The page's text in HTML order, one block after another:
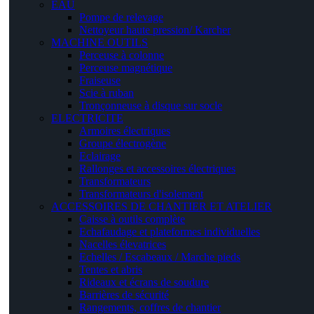
EAU
Pompe de relevage
Nettoyeur haute pression/ Karcher
MACHINE OUTILS
Perceuse à colonne
Perceuse magnétique
Fraiseuse
Scie à ruban
Tronçonneuse à disque sur socle
ELECTRICITE
Armoires électriques
Groupe électrogène
Eclairage
Rallonges et accessoires électriques
Transformateurs
Transformateurs d'isolement
ACCESSOIRES DE CHANTIER ET ATELIER
Caisse à outils complète
Echafaudage et plateformes individuelles
Nacelles élevatrices
Echelles / Escabeaux / Marche pieds
Tentes et abris
Rideaux et écrans de soudure
Barrières de sécurité
Rangements, coffres de chantier